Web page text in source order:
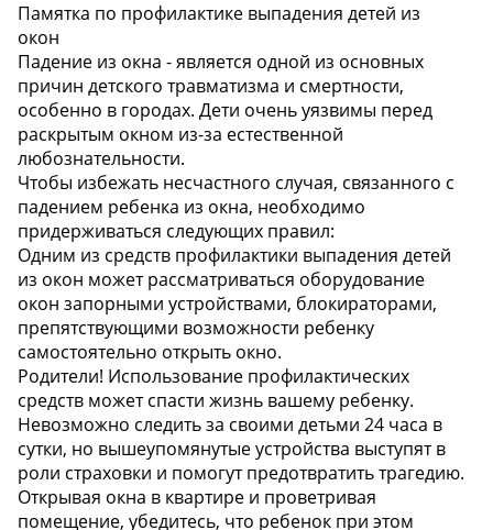
Памятка по профилактике выпадения детей из
окон
Падение из окна - является одной из основных
причин детского травматизма и смертности,
особенно в городах. Дети очень уязвимы перед
раскрытым окном из-за естественной
любознательности.
Чтобы избежать несчастного случая, связанного с
падением ребенка из окна, необходимо
придерживаться следующих правил:
Одним из средств профилактики выпадения детей
из окон может рассматриваться оборудование
окон запорными устройствами, блокираторами,
препятствующими возможности ребенку
самостоятельно открыть окно.
Родители! Использование профилактических
средств может спасти жизнь вашему ребенку.
Невозможно следить за своими детьми 24 часа в
сутки, но вышеупомянутые устройства выступят в
роли страховки и помогут предотвратить трагедию.
Открывая окна в квартире и проветривая
помещение, убедитесь, что ребенок при этом